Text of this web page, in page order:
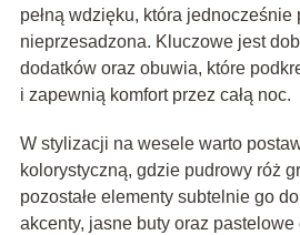
pełną wdzięku, która
nieprzesadzona. Kluczowe jest
dodatków oraz obuwia, które
i zapewnią komfort przez całą noc.
W stylizacji na wesele warto
kolorystyczną, gdzie pudrowy róż
pozostałe elementy subtelnie go
akcenty, jasne buty oraz